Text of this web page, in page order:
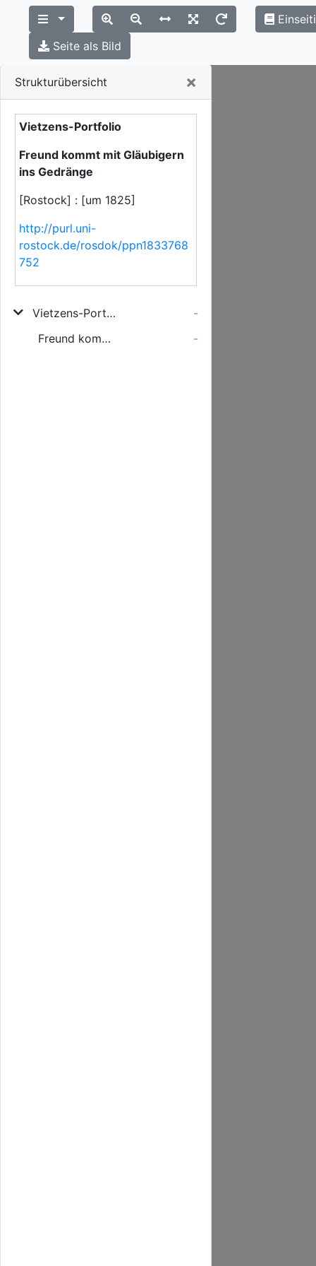
Strukturübersicht ×
Vietzens-Portfolio
Freund kommt mit Gläubigern
ins Gedränge
[Rostock] : [um 1825]
http://purl.uni-
rostock.de/rosdok/ppn1833768
752
Vietzens-Portfolio
-
Freund kommt mit Gläubigern ins Gedränge
-
Seite als Bild